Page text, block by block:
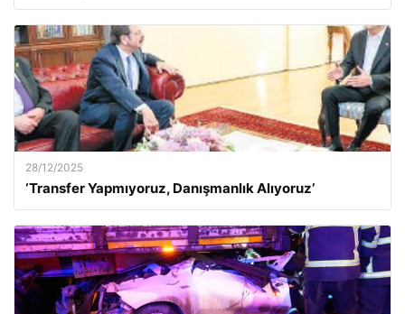
28/12/2025
‘Transfer Yapmıyoruz, Danışmanlık Alıyoruz’